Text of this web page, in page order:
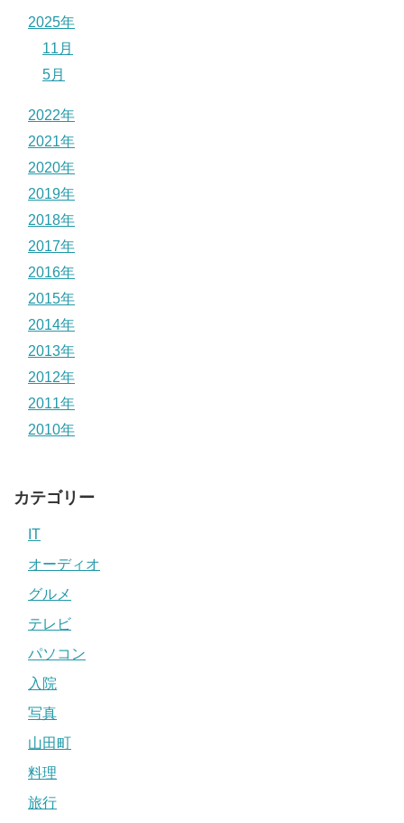
2025年
11月
5月
2022年
2021年
2020年
2019年
2018年
2017年
2016年
2015年
2014年
2013年
2012年
2011年
2010年
カテゴリー
IT
オーディオ
グルメ
テレビ
パソコン
入院
写真
山田町
料理
旅行